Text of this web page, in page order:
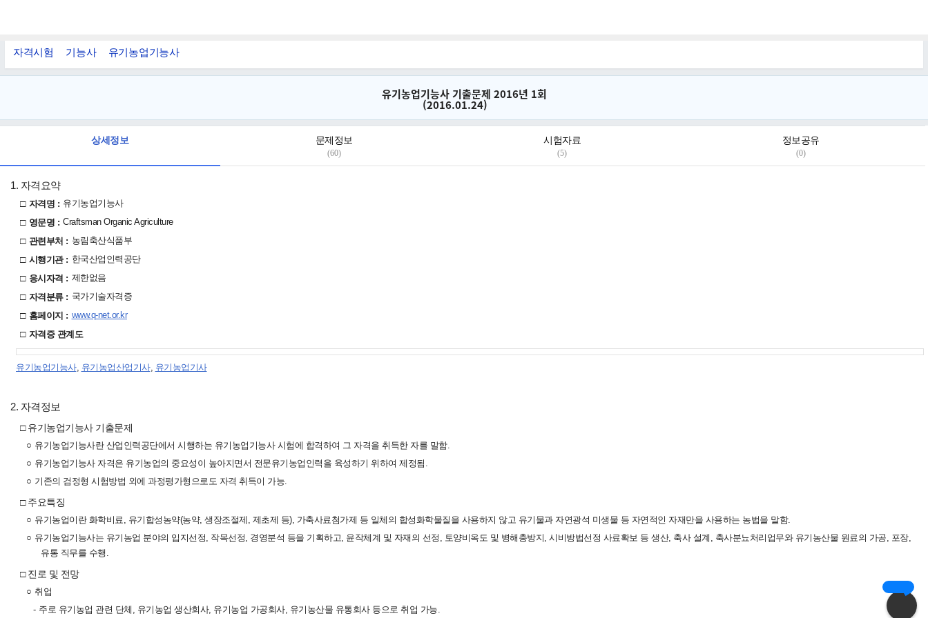
자격시험 기능사 유기농업기능사
유기농업기능사 기출문제 2016년 1회
(2016.01.24)
상세정보 문제정보
(60)
시험자료
(5)
정보공유
(0)
1. 자격요약
□ 자격명 : 유기농업기능사
□ 영문명 : Craftsman Organic Agriculture
□ 관련부처 : 농림축산식품부
□ 시행기관 : 한국산업인력공단
□ 응시자격 : 제한없음
□ 자격분류 : 국가기술자격증
□ 홈페이지 : www.q-net.or.kr
□ 자격증 관계도
유기농업기능사, 유기농업산업기사, 유기농업기사
2. 자격정보
□ 유기농업기능사 기출문제
○ 유기농업기능사란 산업인력공단에서 시행하는 유기농업기능사 시험에 합격하여 그 자격을 취득한 자를 말함.
○ 유기농업기능사 자격은 유기농업의 중요성이 높아지면서 전문유기농업인력을 육성하기 위하여 제정됨.
○ 기존의 검정형 시험방법 외에 과정평가형으로도 자격 취득이 가능.
□ 주요특징
○ 유기농업이란 화학비료, 유기합성농약(농약, 생장조절제, 제초제 등), 가축사료첨가제 등 일체의 합성화학물질을 사용하지 않고 유기물과 자연광석 미생물 등 자연적인 자재만을 사용하는 농법을 말함.
○ 유기농업기능사는 유기농업 분야의 입지선정, 작목선정, 경영분석 등을 기획하고, 윤작체계 및 자재의 선정, 토양비옥도 및 병해충방지, 시비방법선정 사료확보 등 생산, 축사 설계, 축사분뇨처리업무와 유기농산물 원료의 가공, 포장,
유통 직무를 수행.
□ 진로 및 전망
○ 취업
- 주로 유기농업 관련 단체, 유기농업 생산회사, 유기농업 가공회사, 유기농산물 유통회사 등으로 취업 가능.